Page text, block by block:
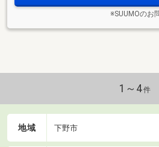
※SUUMOのお
1～4件
地域 下野市